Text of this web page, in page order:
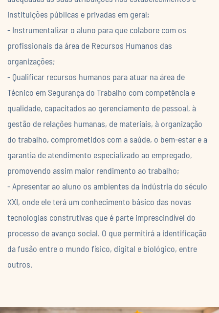
instituições públicas e privadas em geral;
- Instrumentalizar o aluno para que colabore com os
profissionais da área de Recursos Humanos das
organizações;
- Qualificar recursos humanos para atuar na área de
Técnico em Segurança do Trabalho com competência e
qualidade, capacitados ao gerenciamento de pessoal, à
gestão de relações humanas, de materiais, à organização
do trabalho, comprometidos com a saúde, o bem-estar e a
garantia de atendimento especializado ao empregado,
promovendo assim maior rendimento ao trabalho;
- Apresentar ao aluno os ambientes da indústria do século
XXI, onde ele terá um conhecimento básico das novas
tecnologias construtivas que é parte imprescindível do
processo de avanço social. O que permitirá a identificação
da fusão entre o mundo físico, digital e biológico, entre
outros.